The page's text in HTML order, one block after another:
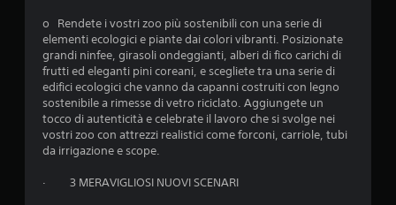
o Rendete i vostri zoo più sostenibili con una serie di
elementi ecologici e piante dai colori vibranti. Posizionate
grandi ninfee, girasoli ondeggianti, alberi di fico carichi di
frutti ed eleganti pini coreani, e scegliete tra una serie di
edifici ecologici che vanno da capanni costruiti con legno
sostenibile a rimesse di vetro riciclato. Aggiungete un
tocco di autenticità e celebrate il lavoro che si svolge nei
vostri zoo con attrezzi realistici come forconi, carriole, tubi
da irrigazione e scope.
· 3 MERAVIGLIOSI NUOVI SCENARI